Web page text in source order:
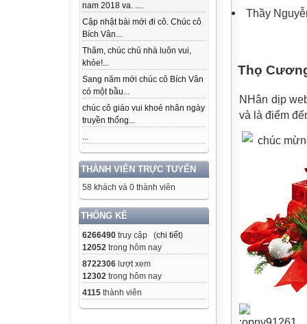
nam 2018 va. ....
Cập nhật bài mới đi cô. Chúc cô
Bích Vân...
Thăm, chúc chủ nhà luôn vui,
khỏe!...
Sang năm mới chúc cô Bích Vân
có một bầu...
chúc cô giáo vui khoẻ nhân ngày
truyền thống...
...
THÀNH VIÊN TRỰC TUYẾN
58 khách và 0 thành viên
THỐNG KÊ
6266490 truy cập (chi tiết)
12052 trong hôm nay
8722306 lượt xem
12302 trong hôm nay
4115 thành viên
Thầy
Thọ
NHân dịp
và là điểm
chúc